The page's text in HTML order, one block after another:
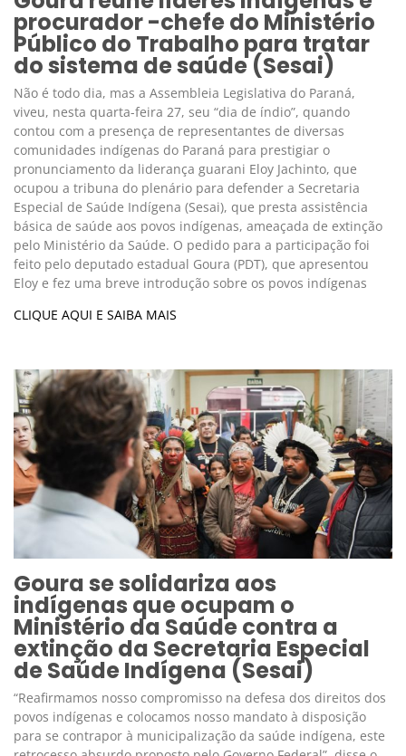
procurador -chefe do Ministério
Público do Trabalho para tratar
do sistema de saúde (Sesai)
Não é todo dia, mas a Assembleia Legislativa do Paraná,
viveu, nesta quarta-feira 27, seu “dia de índio”, quando
contou com a presença de representantes de diversas
comunidades indígenas do Paraná para prestigiar o
pronunciamento da liderança guarani Eloy Jachinto, que
ocupou a tribuna do plenário para defender a Secretaria
Especial de Saúde Indígena (Sesai), que presta assistência
básica de saúde aos povos indígenas, ameaçada de extinção
pelo Ministério da Saúde. O pedido para a participação foi
feito pelo deputado estadual Goura (PDT), que apresentou
Eloy e fez uma breve introdução sobre os povos indígenas
CLIQUE AQUI E SAIBA MAIS
Goura se solidariza aos
indígenas que ocupam o
Ministério da Saúde contra a
extinção da Secretaria Especial
de Saúde Indígena (Sesai)
“Reafirmamos nosso compromisso na defesa dos direitos dos
povos indígenas e colocamos nosso mandato à disposição
para se contrapor à municipalização da saúde indígena, este